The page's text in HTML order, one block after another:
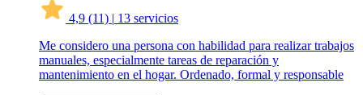
4,9 (11) | 13 servicios
Me considero una persona con habilidad para realizar trabajos
manuales, especialmente tareas de reparación y
mantenimiento en el hogar. Ordenado, formal y responsable